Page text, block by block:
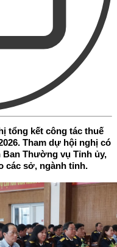
tổng kết công tác thuế
Tham dự hội nghị có
Ban Thường vụ Tỉnh ủy,
các sở, ngành tỉnh.